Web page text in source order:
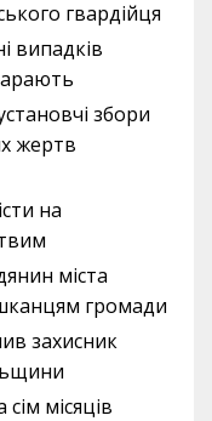
гвардійця
випадків
збори
жертв
на
міста
громади
захисник
місяців